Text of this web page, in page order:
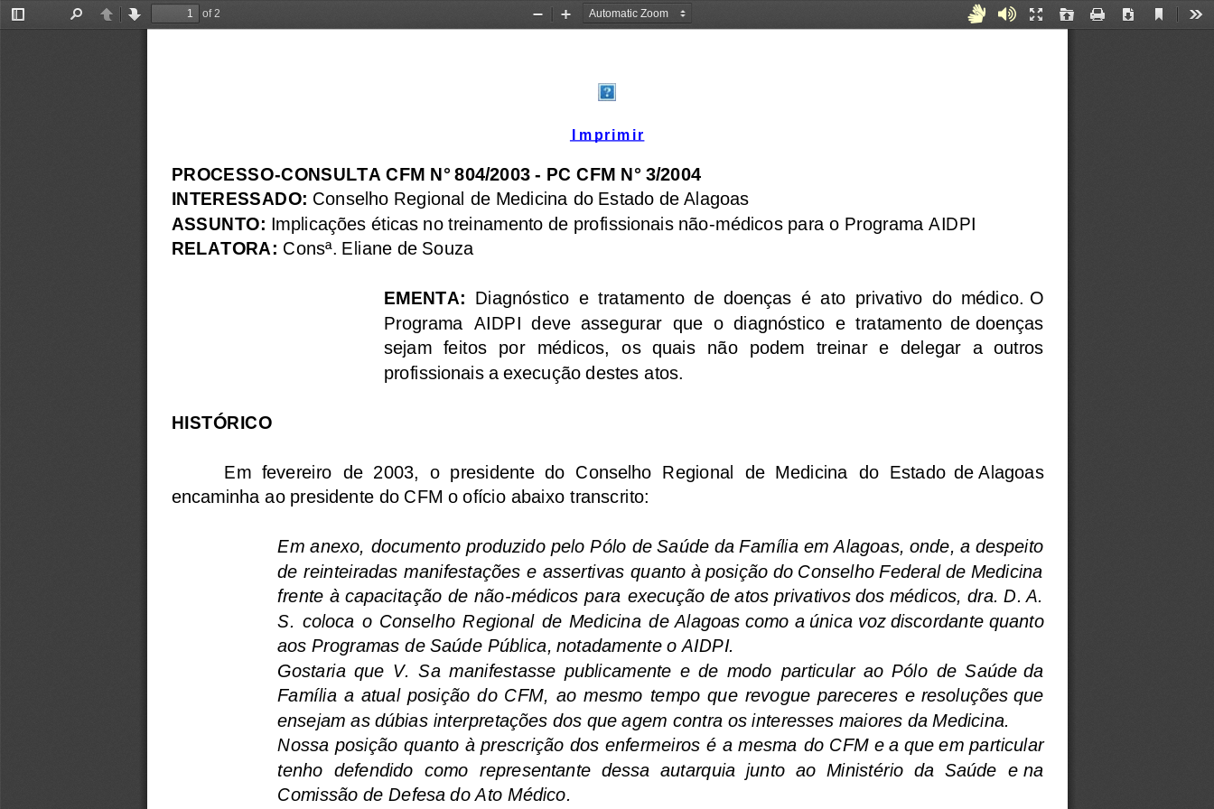
Toggle
PreviousNext
of 2
Acessibilidade
Áudiodescrição
Presentation
Open Print Download
Current
Zoom
Zoom
Imprimir
PROCESSO-CONSULTA CFM N° 804/2003 - PC CFM N° 3/2004
INTERESSADO: Conselho Regional de Medicina do Estado de Alagoas
ASSUNTO: Implicações éticas no treinamento de profissionais não-médicos para o Programa AIDPI
RELATORA: Consª. Eliane de Souza
EMENTA:
  Diagnóstico  e  tratamento  de  doenças  é  ato  privativo  do  médico.  O
Programa  AIDPI  deve  assegurar  que  o  diagnóstico  e  tratamento  de  doenças
sejam  feitos  por  médicos,  os  quais  não  podem  treinar  e  delegar  a  outros
profissionais a execução destes atos.
HISTÓRICO
Em  fevereiro  de  2003,  o  presidente  do  Conselho  Regional  de  Medicina  do  Estado  de  Alagoas
encaminha ao presidente do CFM o ofício abaixo transcrito:
Em anexo, documento produzido pelo Pólo de Saúde da Família em Alagoas, onde, a despeito
de reinteiradas manifestações e assertivas quanto à posição do Conselho Federal de Medicina
frente à capacitação de não-médicos para execução de atos privativos dos médicos, dra. D. A.
S.  coloca  o  Conselho  Regional  de  Medicina  de  Alagoas  como  a  única  voz  discordante  quanto
aos Programas de Saúde Pública, notadamente o AIDPI.
Gostaria  que  V.  Sa  manifestasse  publicamente  e  de  modo  particular  ao  Pólo  de  Saúde  da
Família  a  atual  posição  do  CFM,  ao  mesmo  tempo  que  revogue  pareceres  e  resoluções  que
ensejam as dúbias interpretações dos que agem contra os interesses maiores da Medicina.
Nossa posição quanto à prescrição dos enfermeiros é a mesma do CFM e a que em particular
tenho  defendido  como  representante  dessa  autarquia  junto  ao  Ministério  da  Saúde  e  na
Comissão de Defesa do Ato Médico.